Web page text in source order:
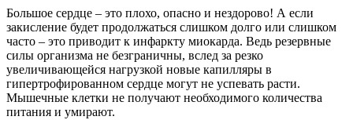
Большое сердце – это плохо, опасно и нездорово! А если
закисление будет продолжаться слишком долго или слишком
часто – это приводит к инфаркту миокарда. Ведь резервные
силы организма не безграничны, вслед за резко
увеличивающейся нагрузкой новые капилляры в
гипертрофированном сердце могут не успевать расти.
Мышечные клетки не получают необходимого количества
питания и умирают.